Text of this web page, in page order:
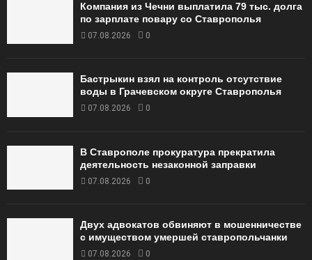
Компания из Чечни выплатила 79 тыс. долга
по зарплате повару со Ставрополья
07.08.2026 0
Бастрыкин взял на контроль отсутствие
воды в Грачевском округе Ставрополья
07.08.2026 0
В Ставрополе прокуратура прекратила
деятельность незаконной заправки
07.08.2026 0
Двух адвокатов обвиняют в мошенничестве
с имуществом умершей ставропольчанки
07.08.2026 0